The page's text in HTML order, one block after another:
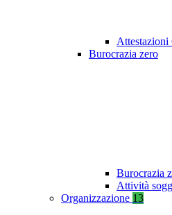
Attestazioni
Burocrazia zero
Burocrazia
Attività
Organizzazione 13